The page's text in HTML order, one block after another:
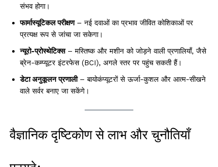
संभव होगा।
फार्मास्यूटिकल परीक्षण– नई दवाओं का प्रभाव जीवित कोशिकाओं पर
प्रत्यक्ष रूप से जांचा जा सकेगा।
न्यूरो-प्रोस्थेटिक्स– मस्तिष्क और मशीन को जोड़ने वाली प्रणालियाँ, जैसे
ब्रेन-कम्प्यूटर इंटरफेस (BCI), अगले स्तर पर पहुंच सकती हैं।
डेटा अनुकूलन प्रणाली– बायोकंप्यूटरों से ऊर्जा-कुशल और आत्म-सीखने
वाले सर्वर बनाए जा सकेंगे।
वैज्ञानिक दृष्टिकोण से लाभ और चुनौतियाँ